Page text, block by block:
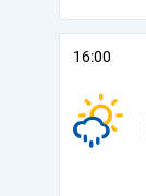
16:00